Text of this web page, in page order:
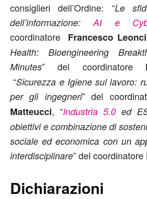
consiglieri dell’Ordine: “Le
dell’informazione:AI e
coordinatore Francesco
Health: Bioengineering
Minutes” del coordinatore
“Sicurezza e Igiene sul lavoro:
per gli ingegneri” del
Matteucci, “Industria 5.0 ed
obiettivi e combinazione di
sociale ed economica con un
interdisciplinare” del coordinatore
Dichiarazioni